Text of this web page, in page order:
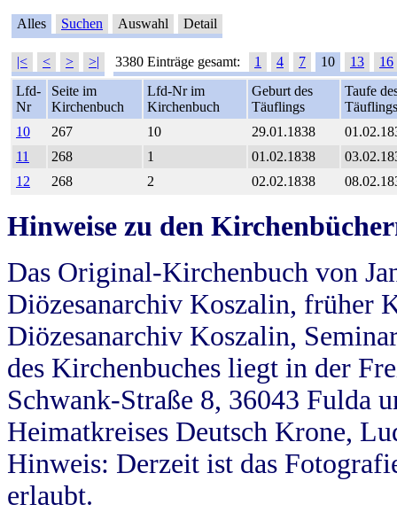
Alles Suchen Auswahl Detail
|< < > >| 3380 Einträge gesamt: 1 4 7 10 13
16
Lfd-
Nr
Seite im
Kirchenbuch
Lfd-Nr im
Kirchenbuch
Geburt des
Täuflings
Taufe
Täuflings
10
267 10 29.01.1838
11
268 1 01.02.1838
12
268 2 02.02.1838
Hinweise zu den
Das Original-Kirchenbuch von
Diözesanarchiv Koszalin, früher
Diözesanarchiv Koszalin,
des Kirchenbuches liegt in der
Schwank-Straße 8, 36043 Fulda
Heimatkreises Deutsch Krone,
Hinweis: Derzeit ist das
erlaubt.